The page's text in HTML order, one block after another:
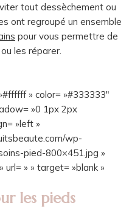
tout dessèchement ou
ont regroupé un ensemble
pour vous permettre de
les réparer.
» color= »#333333″
»0 1px 2px
»left »
wp-
pied-800×451.jpg »
» » target= »blank »
les pieds